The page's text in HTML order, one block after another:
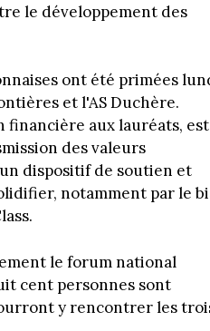
le développement des
ont été primées
et l'AS Duchère.
aux lauréats,
des valeurs
dispositif de soutien et
notamment par le
le forum national
cent personnes sont
y rencontrer les